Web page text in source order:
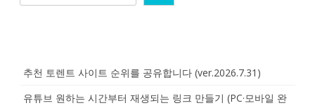
추천 토렌트 사이트 순위를 공유합니다 (ver.2026.7.31)
유튜브 원하는 시간부터 재생되는 링크 만들기 (PC·모바일 완